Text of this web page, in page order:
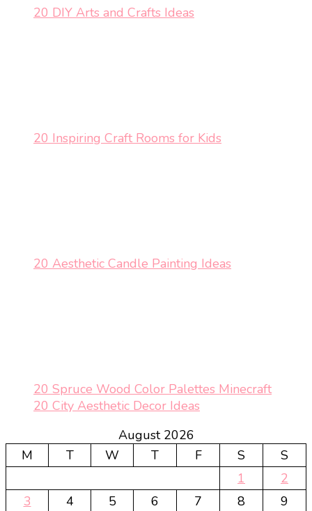
20 DIY Arts and Crafts Ideas
20 Inspiring Craft Rooms for Kids
20 Aesthetic Candle Painting Ideas
20 Spruce Wood Color Palettes Minecraft
20 City Aesthetic Decor Ideas
August 2026
M
T W T F S
S
1
2
3
4 5 6 7 8
9